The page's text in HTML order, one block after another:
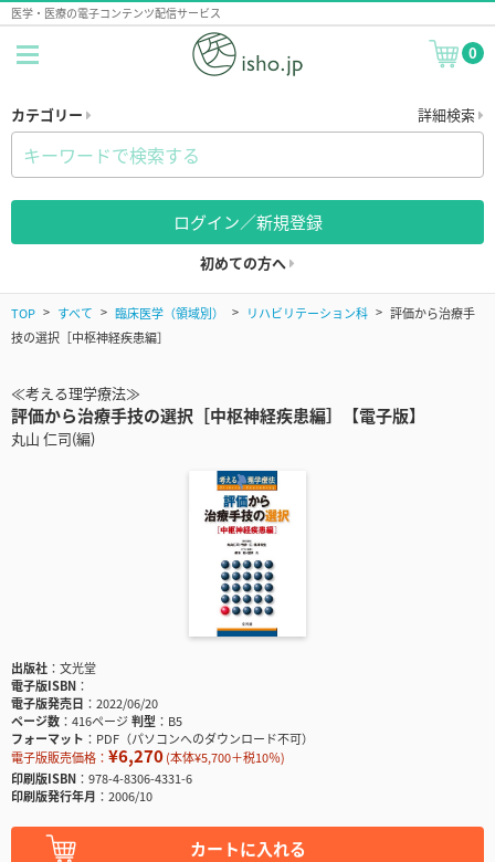
医学・医療の電子コンテンツ配信サービス
0
カテゴリー 詳細検索
ログイン／新規登録
初めての方へ
TOP すべて 臨床医学（領域別） リハビリテーション科
評価から治療手
技の選択［中枢神経疾患編］
≪考える理学療法≫
評価から治療手技の選択［中枢神経疾患編］【電子版】
丸山 仁司(編)
出版社
文光堂
電子版ISBN
電子版発売日
2022/06/20
ページ数
416ページ判型
B5
フォーマット
PDF（パソコンへのダウンロード不可）
電子版販売価格： ¥6,270(本体¥5,700＋税10％)
印刷版ISBN
978-4-8306-4331-6
印刷版発行年月
2006/10
カートに入れる